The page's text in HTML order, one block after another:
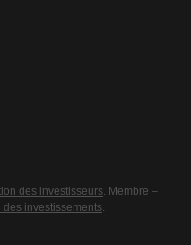
des investisseurs. Membre –
investissements.